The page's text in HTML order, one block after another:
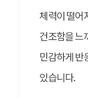
체력이 떨어
건조함을 느
민감하게 반
있습니다.